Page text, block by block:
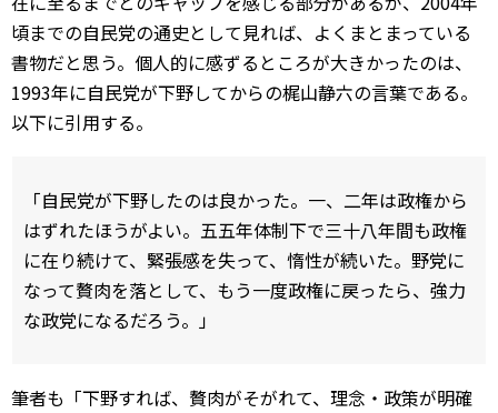
頃までの自民党の通史として見れば、よくまとまっている
書物だと思う。個人的に感ずるところが大きかったのは、
1993年に自民党が下野してからの梶山静六の言葉である。
以下に引用する。
「自民党が下野したのは良かった。一、二年は政権から
はずれたほうがよい。五五年体制下で三十八年間も政権
に在り続けて、緊張感を失って、惰性が続いた。野党に
なって贅肉を落として、もう一度政権に戻ったら、強力
な政党になるだろう。」
筆者も「下野すれば、贅肉がそがれて、理念・政策が明確